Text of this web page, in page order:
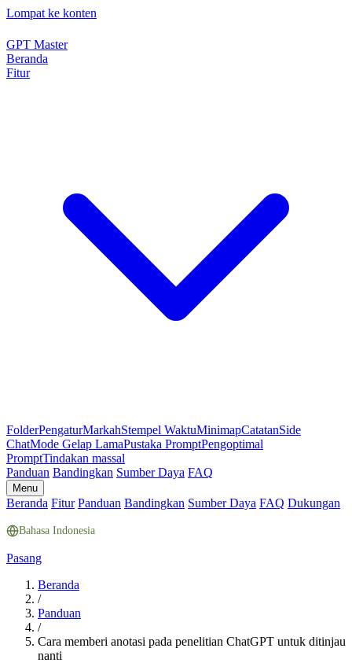
Lompat ke konten
GPT Master
Beranda
Fitur
FolderPengaturMarkahStempel WaktuMinimapCatatanSide
ChatMode Gelap LamaPustaka PromptPengoptimal
PromptTindakan massal
Panduan Bandingkan Sumber Daya FAQ
Menu
Beranda Fitur Panduan Bandingkan Sumber Daya FAQ Dukungan
Bahasa Indonesia
Pasang
Beranda
/
Panduan
/
Cara memberi anotasi pada penelitian ChatGPT untuk ditinjau
nanti